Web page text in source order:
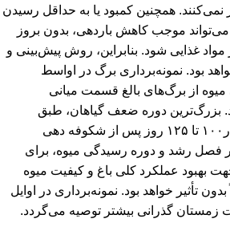
نمی‌کنند. همچنین کمبود یا به حداقل رسیدن
موجب کاهش باردهی، بدون بروز
غذایی شود. بنابراین، روش پیش‌بینی و
بود. نمونه‌برداری برگ در اواسط
از برگ‌های بالغ قسمت میانی
دوره ‌ضعف گیاهان، طبق
زمان‌بندی مشخص‌شده در۱۰۰ تا ۱۲۵ روز پس از شکوفه دهی
فصل رشد و دوره رسیدگی میوه، برای
بهبود عملکرد کلی باغ و کیفیت میوه
تأثیر خواهد بود. نمونه‌برداری در اوایل
زمستان گذرانی بیشتر توصیه می‌گردد.